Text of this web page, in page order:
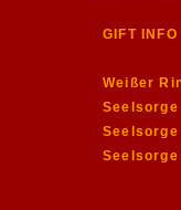
GIFT
Weißer
Seelsorge
Seelsorge